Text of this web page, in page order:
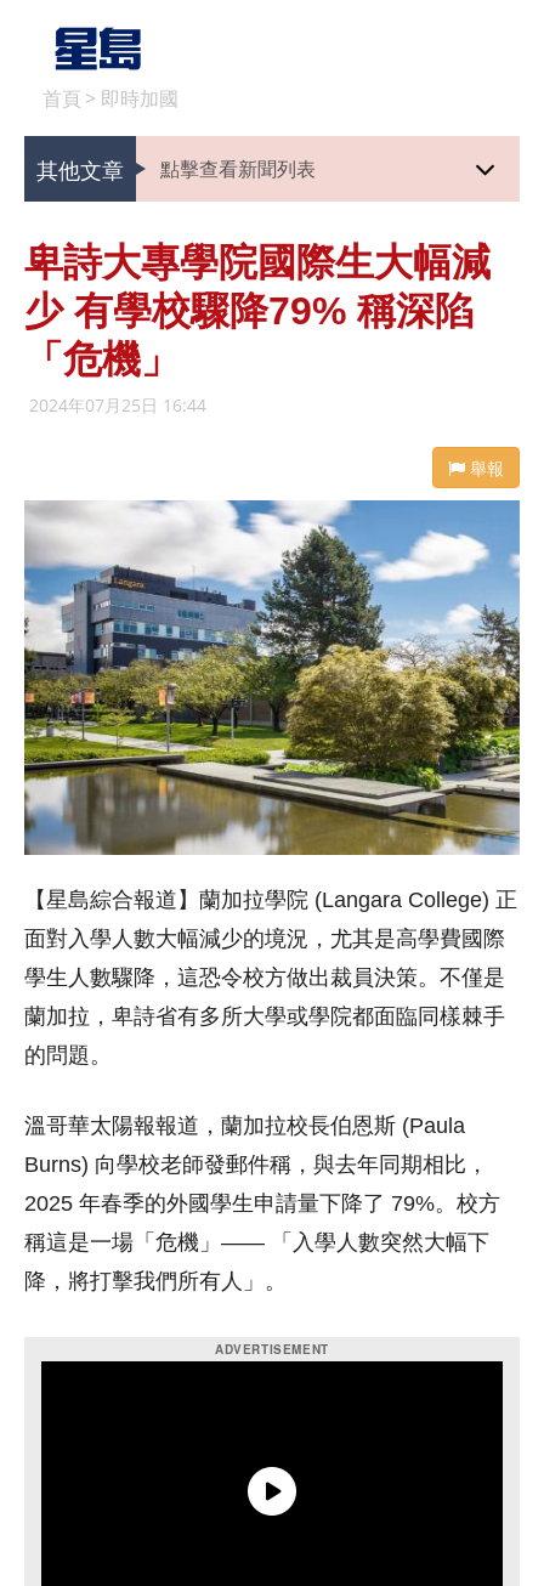
首頁 > 即時加國
其他文章 點擊查看新聞列表
卑詩大專學院國際生大幅減
少 有學校驟降79% 稱深陷
「危機」
2024年07月25日 16:44
舉報
【星島綜合報道】蘭加拉學院 (Langara College) 正
面對入學人數大幅減少的境況，尤其是高學費國際
學生人數驟降，這恐令校方做出裁員決策。不僅是
蘭加拉，卑詩省有多所大學或學院都面臨同樣棘手
的問題。
溫哥華太陽報報道，蘭加拉校長伯恩斯 (Paula
Burns) 向學校老師發郵件稱，與去年同期相比，
2025 年春季的外國學生申請量下降了 79%。校方
稱這是一場「危機」—— 「入學人數突然大幅下
降，將打擊我們所有人」。